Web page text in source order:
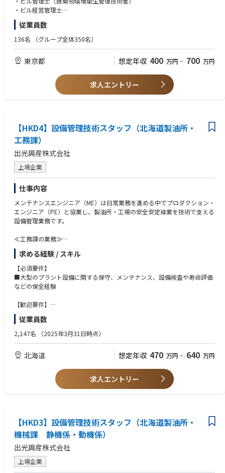
品質スペシャリストとして活躍することができます。
・評価制度について：年齢、性別、学歴、勤続年数、経験年数、新卒⼊
社/中途⼊社などは関係なく、ご⼊社後の 成果や仕事への取り組み姿勢
で評価を⾏い、最短1 年で上級職に昇格できる⼈事制度を導⼊しておりま
す。
◆電気係
工場の電気技術者として、受変電設備・小規模ボイラー設備の運転・維持
管理および生産設備の保修繕業務を担当頂きます。受変電設備では中長期
的な更新計画の策定や実行に伴う設計業務も担っていただきます。主に工
事業者を活用し業務を遂行していただきますが、故障対応などは自ら手を
・受変電設備の維持管理、更新提案・実行
・生産設備の保守・メンテナンス、故障対応、計画保全
・工場側と工事内容を協議、決定
・導入設備の立会試験や外部講習等で出張が発生することがあります。
（1～2回/年程度）
・設備の突発故障で休日・夜間に呼出対応が発生することがあります。
（1～2回/年程度）
【業務の面白み/魅力】
強電、弱電、制御、計量、システムと電気系に係る幅広い分野に携わるこ
とができます。
製煉設備から粉体設備まで多種多様な設備に携わることができます。
工場側と直接対話し設備の仕様～工事を進めるので、自身の考えを設備に
反映しやすい環境です。
【キャリアステップイメージ】
当面は事業所内の電気保全業務に従事するが、将来的にはチームリーダー
あるいは管理職として当社の中核を担っていただきたいと考えています。
（6）ビルの取得、売買など
■管理物件例
・オフィスビル
・商業施設
・ビル経営管理士
・宅地建物取引士
・賃貸不動産経営管理士 など
★資格取得支援サポートが充実しているので、入社後に資格を取得したい
従業員数
136名 （グループ全体350名）
東京都 想定年収 400 万円 ~ 700 万円
求人エントリー
【HKD4】設備管理技術スタッフ（北海道製油所・
工務課）
出光興産株式会社
上場企業
仕事内容
メンテナンスエンジニア（ME）は日常業務を進める中でプロダクション・
エンジニア（PE）と協業し、製油所・工場の安全安定操業を技術で支える
設備管理業務です。
≪工務課の業務≫
製油所・工場の設備を安全・安定かつ効率的に運転するために各種専門技
術を駆使して設備の経年劣化・損傷や寿命の予測を行い、補修・修繕、取
替を計画し、実行します。
■静機械（塔槽、熱交換器、配管等）の検査・更新計画、検査結果の評
■協力会社（検査会社がメイン）への業務指示や監督業務
※職務内容変更の範囲有無：有
当社業務上の都合で職場、職種の変更又は転勤、出向を命ずることがある
＜北海道製油所について＞
年に、北海道・東北・北陸などにエネルギーを供給する基地として操業を
開始しました。北海道をはじめ北日本の各地では、石油製品のなかでも暖
■原油精製能力は、1日あたり15万バレル。1年間で札幌ドーム約5.5杯分
の原油を精製しています。
＜出光興産の製油所・事業所について＞
自動車の燃料となる「ガソリン」、石油ストーブなどの燃料となる「灯
油」、トラックの燃料となる「軽油」、工場のボイラーや船舶の燃料とな
求める経験 / スキル
【必須要件】
■大型のプラント設備に関する保守、メンテナンス、設備検査や寿命評価
などの保全経験
【歓迎要件】
■石油精製プラント、化学プラントでの業務経験
従業員数
2,147名 （2025年3月31日時点）
北海道 想定年収 470 万円 ~ 640 万円
求人エントリー
【HKD3】設備管理技術スタッフ（北海道製油所・
機械課 静機係・動機係）
出光興産株式会社
上場企業